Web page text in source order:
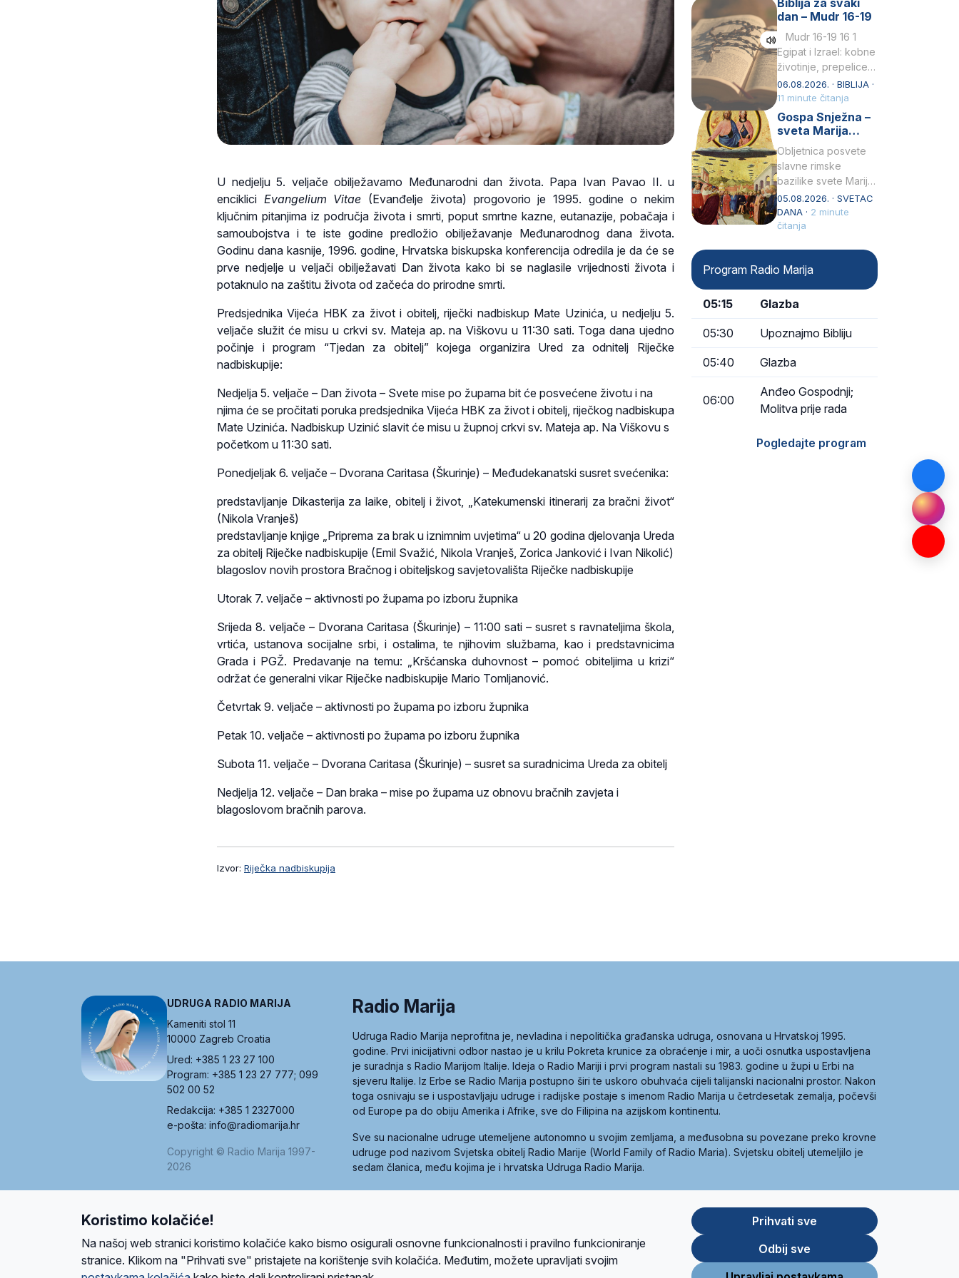
U nedjelju 5. veljače obilježavamo Međunarodni dan života. Papa Ivan Pavao II. u
enciklici Evangelium Vitae (Evanđelje života) progovorio je 1995. godine o nekim
ključnim pitanjima iz područja života i smrti, poput smrtne kazne, eutanazije, pobačaja i
samoubojstva i te iste godine predložio obilježavanje Međunarodnog dana života.
Godinu dana kasnije, 1996. godine, Hrvatska biskupska konferencija odredila je da će se
prve nedjelje u veljači obilježavati Dan života kako bi se naglasile vrijednosti života i
potaknulo na zaštitu života od začeća do prirodne smrti.
Predsjednika Vijeća HBK za život i obitelj, riječki nadbiskup Mate Uzinića, u nedjelju 5.
veljače služit će misu u crkvi sv. Mateja ap. na Viškovu u 11:30 sati. Toga dana ujedno
počinje i program “Tjedan za obitelj” kojega organizira Ured za odnitelj Riječke
nadbiskupije:
Nedjelja 5. veljače – Dan života – Svete mise po župama bit će posvećene životu i na
njima će se pročitati poruka predsjednika Vijeća HBK za život i obitelj, riječkog nadbiskupa
Mate Uzinića. Nadbiskup Uzinić slavit će misu u župnoj crkvi sv. Mateja ap. Na Viškovu s
početkom u 11:30 sati.
Ponedjeljak 6. veljače – Dvorana Caritasa (Škurinje) – Međudekanatski susret svećenika:
predstavljanje Dikasterija za laike, obitelj i život, „Katekumenski itinerarij za bračni život“
(Nikola Vranješ)
predstavljanje knjige „Priprema za brak u iznimnim uvjetima“ u 20 godina djelovanja Ureda
za obitelj Riječke nadbiskupije (Emil Svažić, Nikola Vranješ, Zorica Janković i Ivan Nikolić)
blagoslov novih prostora Bračnog i obiteljskog savjetovališta Riječke nadbiskupije
Utorak 7. veljače – aktivnosti po župama po izboru župnika
Srijeda 8. veljače – Dvorana Caritasa (Škurinje) – 11:00 sati – susret s ravnateljima škola,
vrtića, ustanova socijalne srbi, i ostalima, te njihovim službama, kao i predstavnicima
Grada i PGŽ. Predavanje na temu: „Kršćanska duhovnost – pomoć obiteljima u krizi“
održat će generalni vikar Riječke nadbiskupije Mario Tomljanović.
Četvrtak 9. veljače – aktivnosti po župama po izboru župnika
Petak 10. veljače – aktivnosti po župama po izboru župnika
Subota 11. veljače – Dvorana Caritasa (Škurinje) – susret sa suradnicima Ureda za obitelj
Nedjelja 12. veljače – Dan braka – mise po župama uz obnovu bračnih zavjeta i
blagoslovom bračnih parova.
Izvor: Riječka nadbiskupija
Petar u svojoj
drugoj…
Biblija za svaki
dan – Mudr 16-19
Mudr 16-19 16 1
Egipat i Izrael: kobne
životinje, prepelice
Zato bijahu
primjereno kažnjeni
sličnim životinjamai
mučeni mnoštvom
06.08.2026. · BIBLIJA ·
11 minute čitanja
Gospa Snježna –
sveta Marija
Velika, zaštitnica
rimske bazilike
Obljetnica posvete
slavne rimske
bazilike svete Marije
Velike (Santa Maria
Maggiore) u narodu
se slavi kao Gospa
05.08.2026. · SVETAC
DANA · 2 minute
čitanja
Program Radio Marija
05:15 Glazba
05:30 Upoznajmo Bibliju
05:40 Glazba
06:00
Anđeo Gospodnji;
Molitva prije rada
Pogledajte program
UDRUGA RADIO MARIJA
Kameniti stol 11
10000 Zagreb Croatia
Ured: +385 1 23 27 100
Program: +385 1 23 27 777; 099
502 00 52
Redakcija: +385 1 2327000
e-pošta: info@radiomarija.hr
Copyright © Radio Marija 1997-
2026
Radio Marija
Udruga Radio Marija neprofitna je, nevladina i nepolitička građanska udruga, osnovana u Hrvatskoj 1995.
godine. Prvi inicijativni odbor nastao je u krilu Pokreta krunice za obraćenje i mir, a uoči osnutka uspostavljena
je suradnja s Radio Marijom Italije. Ideja o Radio Mariji i prvi program nastali su 1983. godine u župi u Erbi na
sjeveru Italije. Iz Erbe se Radio Marija postupno širi te uskoro obuhvaća cijeli talijanski nacionalni prostor. Nakon
toga osnivaju se i uspostavljaju udruge i radijske postaje s imenom Radio Marija u četrdesetak zemalja, počevši
od Europe pa do obiju Amerika i Afrike, sve do Filipina na azijskom kontinentu.
Sve su nacionalne udruge utemeljene autonomno u svojim zemljama, a međusobna su povezane preko krovne
udruge pod nazivom Svjetska obitelj Radio Marije (World Family of Radio Maria). Svjetsku obitelj utemeljilo je
sedam članica, među kojima je i hrvatska Udruga Radio Marija.
Ova stranica je zaštićena Google reCAPTCHA sustavom Store
Koristimo kolačiće!
Na našoj web stranici koristimo kolačiće kako bismo osigurali osnovne funkcionalnosti i pravilno funkcioniranje
stranice. Klikom na "Prihvati sve" pristajete na korištenje svih kolačića. Međutim, možete upravljati svojim
Prihvati sve
Odbij sve